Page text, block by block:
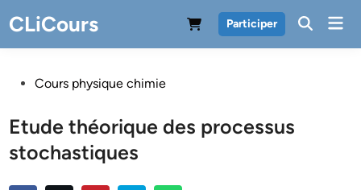
to
content
CLiCours Participer
PostedCours physique chimie
Etude théorique des processus
stochastiques